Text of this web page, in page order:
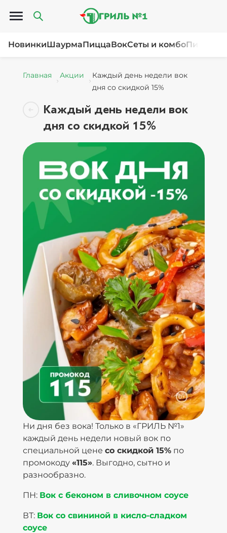
Открыть меню
НовинкиШаурмаПиццаВокСеты и комбоПироги
Главная Акции
Каждый день недели вок
дня со скидкой 15%
Каждый день недели вок
дня со скидкой 15%
Ни дня без вока! Только в «ГРИЛЬ №1»
каждый день недели новый вок по
специальной цене со скидкой 15%по
промокоду «115». Выгодно, сытно и
разнообразно.
ПН: Вок с беконом в сливочном соусе
ВТ: Вок со свининой в кисло-сладком
соусе